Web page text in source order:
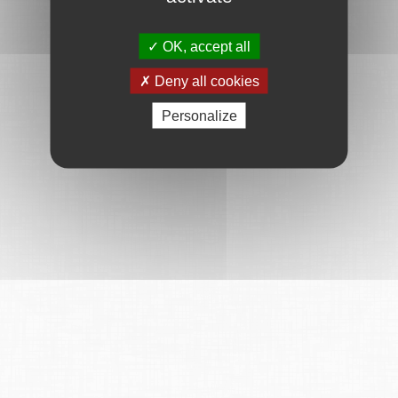
OK, accept all
Deny all cookies
Personalize